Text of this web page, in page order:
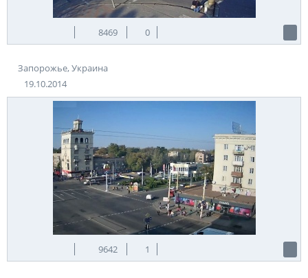
8469 0
Запорожье, Украина
19.10.2014
9642 1